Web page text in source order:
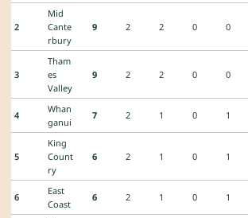
2
Mid
Cante
rbury
9 2 2 0 0
3
Tham
es
Valley
9 2 2 0 0
4
Whan
ganui
7 2 1 0 1
5
King
Count
ry
6 2 1 0 1
6
East
Coast
6 2 1 0 1